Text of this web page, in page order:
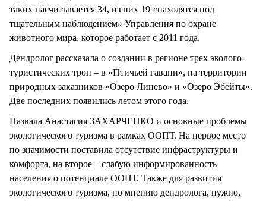
таких насчитывается 34, из них 19 «находятся под
тщательным наблюдением» Управления по охране
животного мира, которое работает с 2011 года.
Дендролог рассказала о создании в регионе трех эколого-
туристических троп – в «Птичьей гавани», на территории
природных заказников «Озеро Линево» и «Озеро Эбейты».
Две последних появились летом этого года.
Назвала Анастасия ЗАХАРЧЕНКО и основные проблемы
экологического туризма в рамках ООПТ. На первое место
по значимости поставила отсутствие инфраструктуры и
комфорта, на второе – слабую информированность
населения о потенциале ООПТ. Также для развития
экологического туризма, по мнению дендролога, нужно,